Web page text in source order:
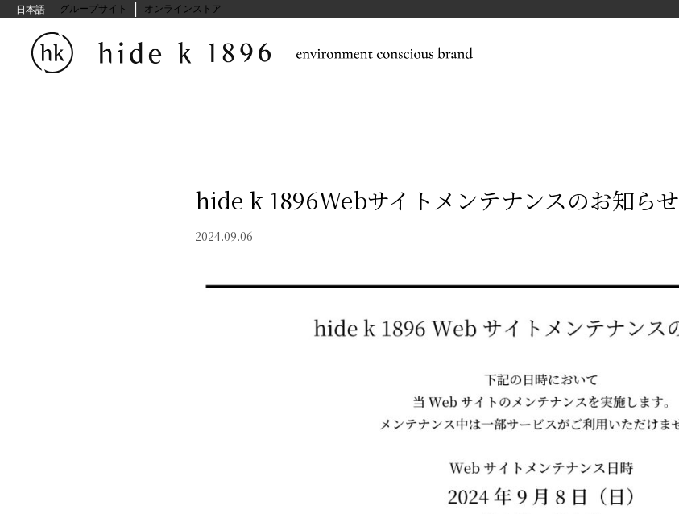
hide kasuga グループサイト | オンラインストア
hide k 1896Webサイトメンテナンスのお知らせ
2024.09.06
日本語